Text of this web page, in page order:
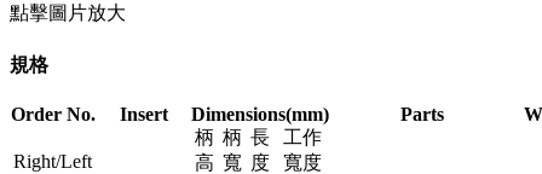
點擊圖片放大
規格
Order No. Insert Dimensions(mm) Parts
Right/Left
柄
高
柄
寬
長
度
工作
寬度